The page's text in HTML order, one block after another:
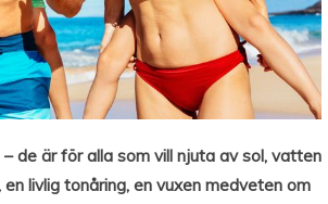
de är för alla som vill njuta av sol, vatten
livlig tonåring, en vuxen medveten om